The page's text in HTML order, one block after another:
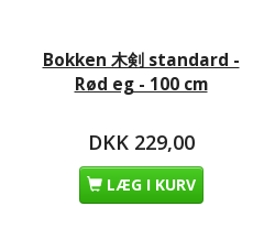
Bokken 木剣 standard -
Rød eg - 100 cm
DKK 229,00
LÆG I KURV